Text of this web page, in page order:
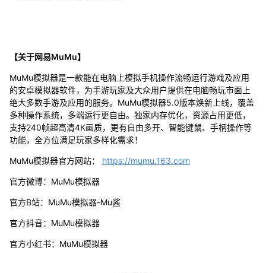
【关于网易MuMu】
MuMu模拟器是一款能在电脑上模拟手机操作流畅运行游戏及应用
的安卓模拟器软件，为手游玩家及大众用户提供在电脑畅玩市面上
绝大多数手游及应用的服务。MuMu模拟器5.0版本焕新上线，覆盖
多种操作系统，多端运行更自由。独家内存优化，资源占用更低，
支持240帧超高清4K画质，更有自由多开、智能键鼠、手柄操作等
功能，全方位满足玩家多样化需求！
MuMu模拟器官方网站： https://mumu.163.com
官方微博：MuMu模拟器
官方B站：MuMu模拟器-Mu酱
官方抖音：MuMu模拟器
官方小红书：MuMu模拟器